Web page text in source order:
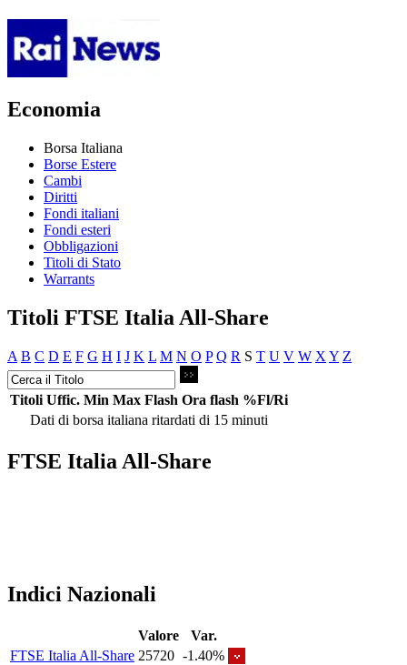
Economia
Borsa Italiana
Borse Estere
Cambi
Diritti
Fondi italiani
Fondi esteri
Obbligazioni
Titoli di Stato
Warrants
Titoli FTSE Italia All-Share
A B C D E F G H I J K L M N O P Q R S T U V W X Y Z
Titoli Uffic. Min Max Flash Ora flash %Fl/Ri
Dati di borsa italiana ritardati di 15 minuti
FTSE Italia All-Share
Indici Nazionali
Valore
Var.
FTSE Italia All-Share 25720 -1.40%